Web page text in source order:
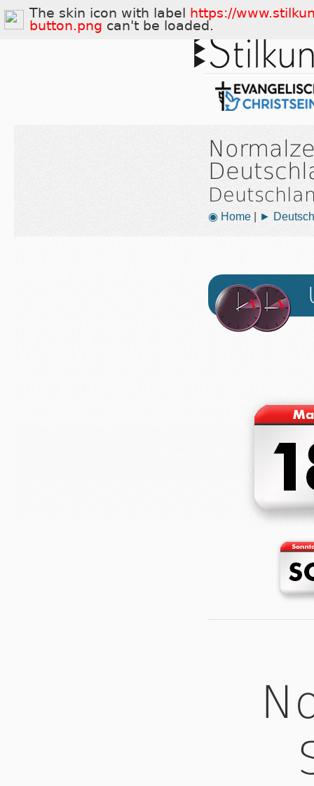
◉ Home| ►
The skin icon with label
https://
button.png can't be loaded.